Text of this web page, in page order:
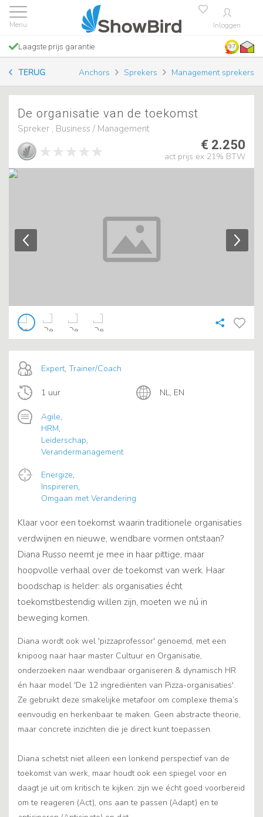
Inloggen
Laagste prijs garantie 9.7
TERUG Anchors Sprekers Management sprekers
De organisatie van de toekomst
Spreker , Business / Management
€ 2.250
act prijs ex 21% BTW
Expert, Trainer/Coach
1 uur NL, EN
Agile,
HRM,
Leiderschap,
Verandermanagement
Energize,
Inspireren,
Omgaan met Verandering
Klaar voor een toekomst waarin traditionele organisaties
verdwijnen en nieuwe, wendbare vormen ontstaan?
Diana Russo neemt je mee in haar pittige, maar
hoopvolle verhaal over de toekomst van werk. Haar
boodschap is helder: als organisaties écht
toekomstbestendig willen zijn, moeten we nú in
beweging komen.
Diana wordt ook wel 'pizzaprofessor' genoemd, met een
knipoog naar haar master Cultuur en Organisatie,
onderzoeken naar wendbaar organiseren & dynamisch HR
én haar model 'De 12 ingrediënten van Pizza-organisaties'.
Ze gebruikt deze smakelijke metafoor om complexe thema’s
eenvoudig en herkenbaar te maken. Geen abstracte theorie,
maar concrete inzichten die je direct kunt toepassen.
Diana schetst niet alleen een lonkend perspectief van de
toekomst van werk, maar houdt ook een spiegel voor en
daagt je uit om kritisch te kijken: zijn we écht goed voorbereid
om te reageren (Act), ons aan te passen (Adapt) en te